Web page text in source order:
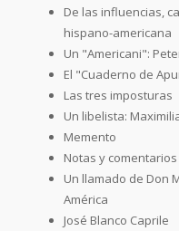
De las influencias,
hispano-americana
Un "Americani":
El "Cuaderno de
Las tres imposturas
Un libelista:
Memento
Notas y comentarios
Un llamado de Don
América
José Blanco Caprile